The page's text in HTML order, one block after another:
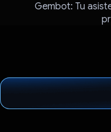
Gembot: Tu